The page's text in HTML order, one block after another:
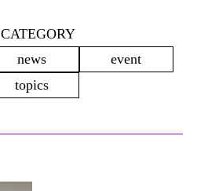
CATEGORY
news
event
topics